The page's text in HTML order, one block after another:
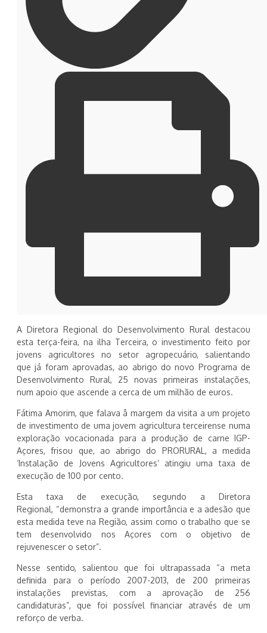
A Diretora Regional do Desenvolvimento Rural destacou
esta terça-feira, na ilha Terceira, o investimento feito por
jovens agricultores no setor agropecuário, salientando
que já foram aprovadas, ao abrigo do novo Programa de
Desenvolvimento Rural, 25 novas primeiras instalações,
num apoio que ascende a cerca de um milhão de euros.
Fátima Amorim, que falava â margem da visita a um projeto
de investimento de uma jovem agricultura terceirense numa
exploração vocacionada para a produção de carne IGP-
Açores, frisou que, ao abrigo do PRORURAL, a medida
‘Instalação de Jovens Agricultores’ atingiu uma taxa de
execução de 100 por cento.
Esta taxa de execução, segundo a Diretora
Regional, “demonstra a grande importância e a adesão que
esta medida teve na Região, assim como o trabalho que se
tem desenvolvido nos Açores com o objetivo de
rejuvenescer o setor”.
Nesse sentido, salientou que foi ultrapassada “a meta
definida para o período 2007-2013, de 200 primeiras
instalações previstas, com a aprovação de 256
candidaturas”, que foi possível financiar através de um
reforço de verba.